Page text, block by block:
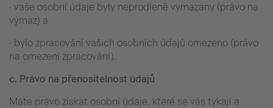
· vaše osobní údaje byly neprodleně vymazány (právo na
výmaz) a
· bylo zpracování vašich osobních údajů omezeno (právo
na omezení zpracování).
c. Právo na přenositelnost údajů
Máte právo získat osobní údaje, které se vás týkají a